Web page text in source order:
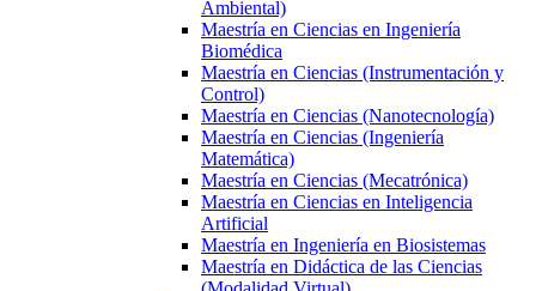
Ambiental)
Maestría en Ciencias en Ingeniería
Biomédica
Maestría en Ciencias (Instrumentación y
Control)
Maestría en Ciencias (Nanotecnología)
Maestría en Ciencias (Ingeniería
Matemática)
Maestría en Ciencias (Mecatrónica)
Maestría en Ciencias en Inteligencia
Artificial
Maestría en Ingeniería en Biosistemas
Maestría en Didáctica de las Ciencias